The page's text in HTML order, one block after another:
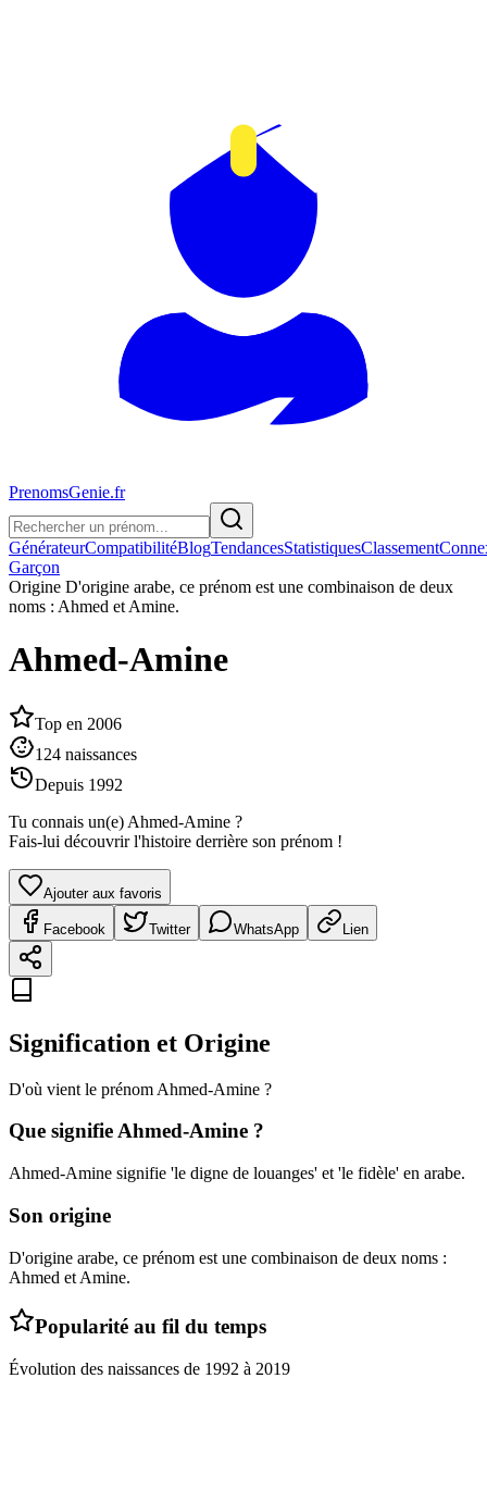
PrenomsGenie.fr
GénérateurCompatibilitéBlogTendancesStatistiquesClassement
Garçon
Origine D'origine arabe, ce prénom est une combinaison de deux
noms : Ahmed et Amine.
Ahmed-Amine
Top en 2006
124 naissances
Depuis 1992
Tu connais un(e) Ahmed-Amine ?
Fais-lui découvrir l'histoire derrière son prénom !
Ajouter aux favoris
Facebook Twitter WhatsApp Lien
Signification et Origine
D'où vient le prénom Ahmed-Amine ?
Que signifieAhmed-Amine ?
Ahmed-Amine signifie 'le digne de louanges' et 'le fidèle' en arabe.
Son origine
D'origine arabe, ce prénom est une combinaison de deux noms :
Ahmed et Amine.
Popularité au fil du temps
Évolution des naissances de 1992 à 2019